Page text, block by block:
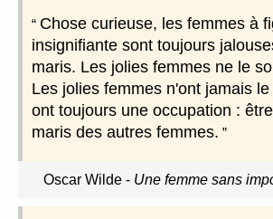
Chose curieuse, les femmes à
insignifiante sont toujours
maris. Les jolies femmes ne le
Les jolies femmes n'ont jamais
ont toujours une occupation :
maris des autres femmes.
Oscar Wilde- Une femme sans